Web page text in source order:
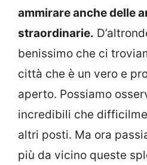
ammirare anche delle
straordinarie.
benissimo che ci
città che è un vero e
aperto. Possiamo
incredibili che
altri posti. Ma ora
più da vicino queste